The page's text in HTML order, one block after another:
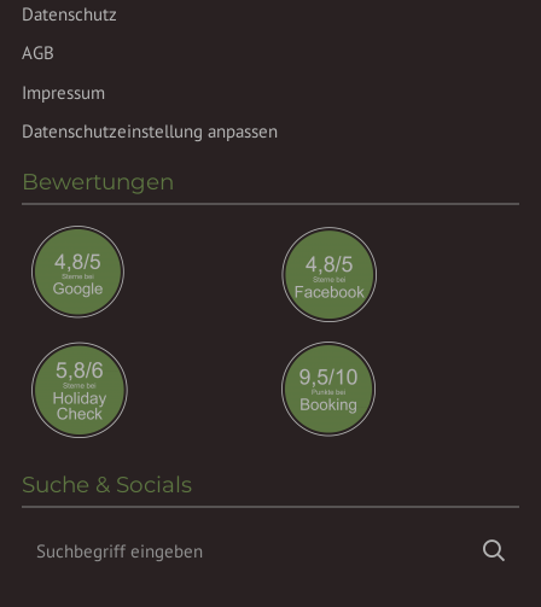
Datenschutz
AGB
Impressum
Datenschutzeinstellung anpassen
Bewertungen
Suche & Socials
Suchbegriff